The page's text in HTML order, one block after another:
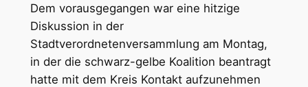
Dem vorausgegangen war eine hitzige
Diskussion in der
Stadtverordnetenversammlung am Montag,
in der die schwarz-gelbe Koalition beantragt
hatte mit dem Kreis Kontakt aufzunehmen